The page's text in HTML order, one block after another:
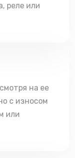
реле или
на ее
с износом
или